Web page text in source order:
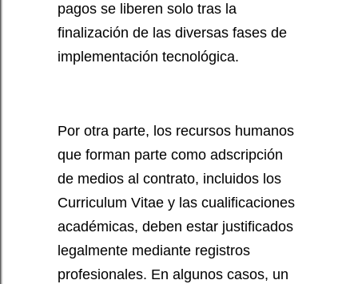
pagos se liberen solo tras la
finalización de las diversas fases de
implementación tecnológica.
Por otra parte, los recursos humanos
que forman parte como adscripción
de medios al contrato, incluidos los
Curriculum Vitae y las cualificaciones
académicas, deben estar justificados
legalmente mediante registros
profesionales. En algunos casos, un